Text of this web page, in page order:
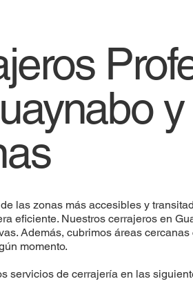
las zonas más accesibles y
eficiente. Nuestros cerrajeros en
Además, cubrimos áreas
momento.
servicios de cerrajería en las